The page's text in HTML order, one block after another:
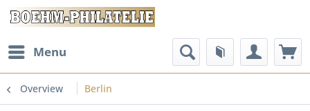
Menu
Overview Berlin